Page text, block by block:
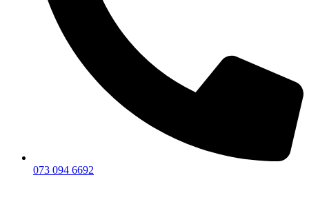
073 094 6692